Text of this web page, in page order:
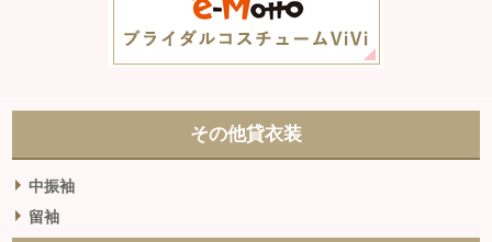
その他貸衣装
中振袖
留袖